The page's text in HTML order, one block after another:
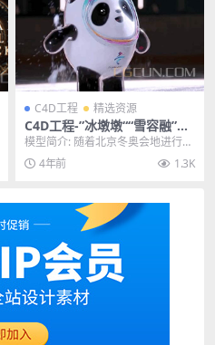
C4D工程 精选资源
C4D工程-”冰墩墩““雪容融”三
维3D卡通模型OC渲染器
模型简介: 随着北京冬奥会地进行，
吉祥物“冰墩墩”“雪容融”玩偶也火爆
全网，此模...
4年前 1.3K